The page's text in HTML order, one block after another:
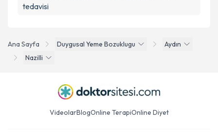
Ana Sayfa Duygusal Yeme Bozuklugu
Aydın
Nazilli
tedavisi
VideolarBlogOnline TerapiOnline Diyet